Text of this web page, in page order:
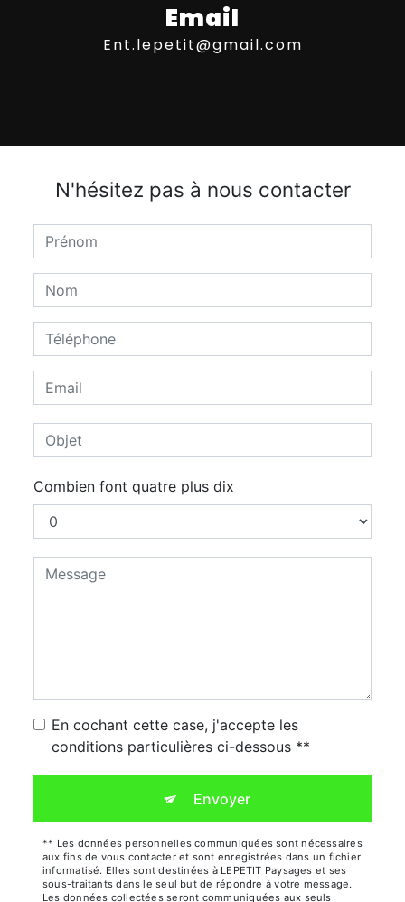
Email
ent.lepetit@gmail.com
N'hésitez pas à nous contacter
Combien font quatre plus dix
En cochant cette case, j'accepte les
conditions particulières ci-dessous **
Envoyer
** Les données personnelles communiquées sont nécessaires
aux fins de vous contacter et sont enregistrées dans un fichier
informatisé. Elles sont destinées à LEPETIT Paysages et ses
sous-traitants dans le seul but de répondre à votre message.
Les données collectées seront communiquées aux seuls